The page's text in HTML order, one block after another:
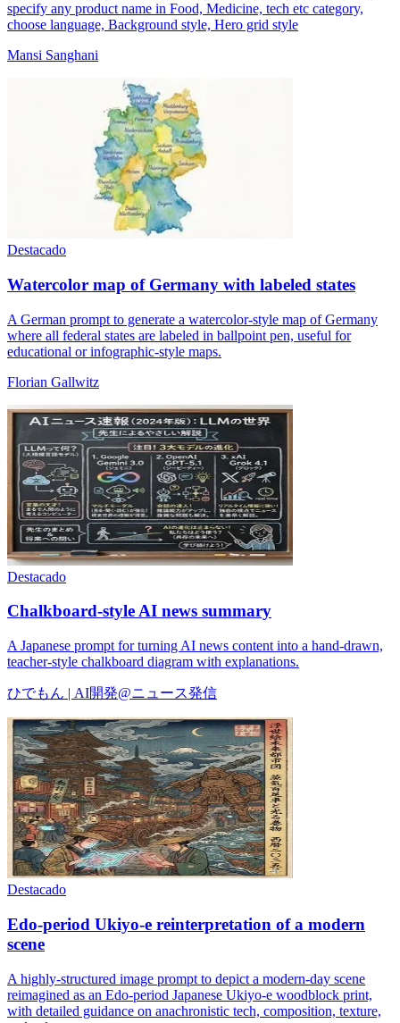
specify any product name in Food, Medicine, tech etc category,
choose language, Background style, Hero grid style
Mansi Sanghani
Destacado
Watercolor map of Germany with labeled states
A German prompt to generate a watercolor-style map of Germany
where all federal states are labeled in ballpoint pen, useful for
educational or infographic-style maps.
Florian Gallwitz
Destacado
Chalkboard-style AI news summary
A Japanese prompt for turning AI news content into a hand-drawn,
teacher-style chalkboard diagram with explanations.
ひでもん | AI開発@ニュース発信
Destacado
Edo-period Ukiyo-e reinterpretation of a modern
scene
A highly-structured image prompt to depict a modern-day scene
reimagined as an Edo-period Japanese Ukiyo-e woodblock print,
with detailed guidance on anachronistic tech, composition, texture,